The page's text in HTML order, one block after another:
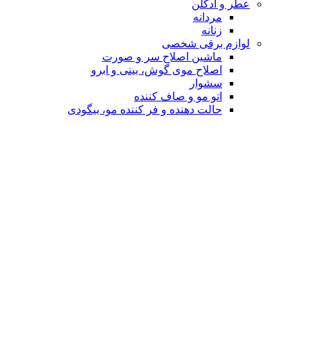
عطر و ادکلن
مردانه
زنانه
لوازم برقی شخصی
ماشین اصلاح سر و صورت
اصلاح موی گوش، بینی و ابرو
سشوار
اتو مو و صاف کننده
حالت دهنده و فر کننده مو، بیگودی